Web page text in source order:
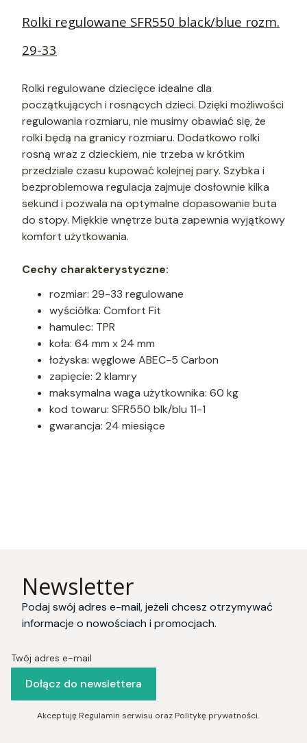
Rolki regulowane SFR550 black/blue rozm.
29-33
Rolki regulowane dziecięce idealne dla
początkujących i rosnących dzieci. Dzięki możliwości
regulowania rozmiaru, nie musimy obawiać się, że
rolki będą na granicy rozmiaru. Dodatkowo rolki
rosną wraz z dzieckiem, nie trzeba w krótkim
przedziale czasu kupować kolejnej pary. Szybka i
bezproblemowa regulacja zajmuje dosłownie kilka
sekund i pozwala na optymalne dopasowanie buta
do stopy. Miękkie wnętrze buta zapewnia wyjątkowy
komfort użytkowania.
Cechy charakterystyczne:
rozmiar: 29-33 regulowane
wyściółka: Comfort Fit
hamulec: TPR
koła: 64 mm x 24 mm
łożyska: węglowe ABEC-5 Carbon
zapięcie: 2 klamry
maksymalna waga użytkownika: 60 kg
kod towaru: SFR550 blk/blu 11-1
gwarancja: 24 miesiące
Newsletter
Podaj swój adres e-mail, jeżeli chcesz otrzymywać
informacje o nowościach i promocjach.
Twój adres e-mail
Dołącz do newslettera
Akceptuję Regulamin serwisu oraz Politykę prywatności.